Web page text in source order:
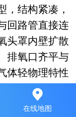
，结构紧凑，
回路管直接连
头罩内壁扩散
排氧口齐平与
体轻物理特性
气体混合，独
头罩有直径
在线地图